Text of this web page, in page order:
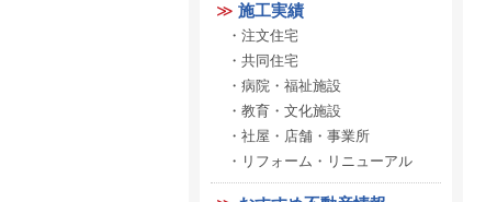
施工実績
注文住宅
共同住宅
病院・福祉施設
教育・文化施設
社屋・店舗・事業所
リフォーム・リニューアル